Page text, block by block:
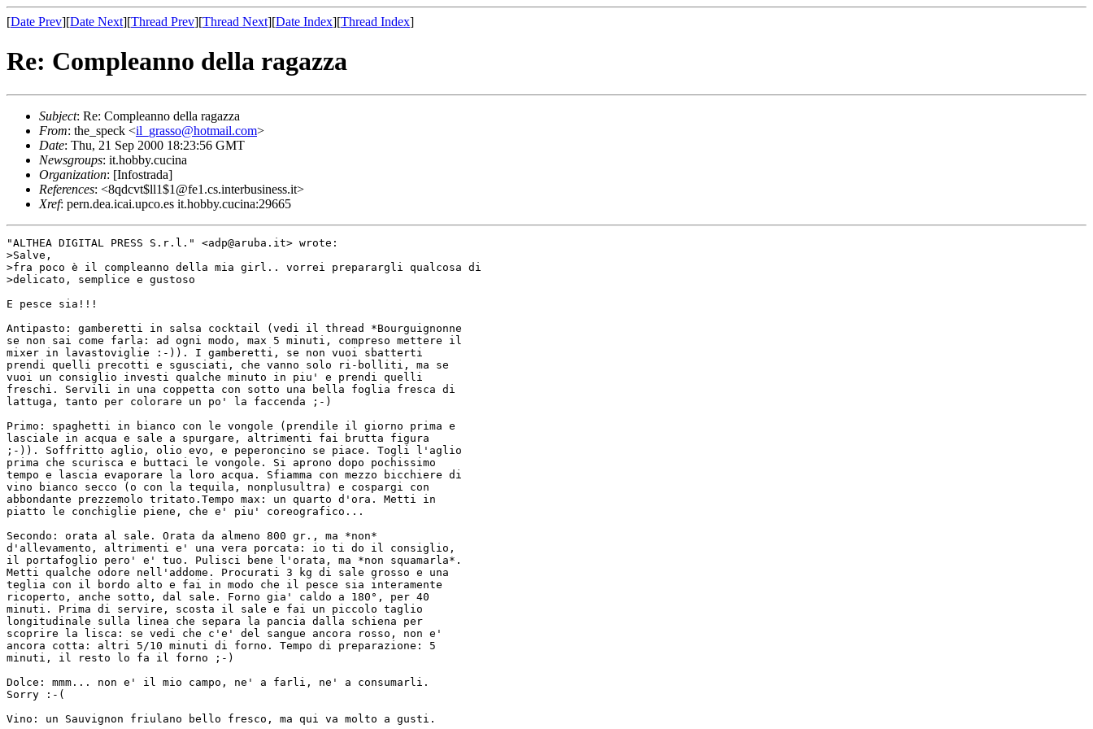
[Date Prev][Date Next][Thread Prev][Thread Next][Date Index][Thread Index]
Re: Compleanno della ragazza
Subject: Re: Compleanno della ragazza
From: the_speck <il_grasso@hotmail.com>
Date: Thu, 21 Sep 2000 18:23:56 GMT
Newsgroups: it.hobby.cucina
Organization: [Infostrada]
References: <8qdcvt$ll1$1@fe1.cs.interbusiness.it>
Xref: pern.dea.icai.upco.es it.hobby.cucina:29665
"ALTHEA DIGITAL PRESS S.r.l." <adp@aruba.it> wrote:
>Salve,
>fra poco è il compleanno della mia girl.. vorrei preparargli qualcosa di
>delicato, semplice e gustoso
E pesce sia!!!
Antipasto: gamberetti in salsa cocktail (vedi il thread *Bourguignonne
se non sai come farla: ad ogni modo, max 5 minuti, compreso mettere il
mixer in lavastoviglie :-)). I gamberetti, se non vuoi sbatterti
prendi quelli precotti e sgusciati, che vanno solo ri-bolliti, ma se
vuoi un consiglio investi qualche minuto in piu' e prendi quelli
freschi. Servili in una coppetta con sotto una bella foglia fresca di
lattuga, tanto per colorare un po' la faccenda ;-)
Primo: spaghetti in bianco con le vongole (prendile il giorno prima e
lasciale in acqua e sale a spurgare, altrimenti fai brutta figura
;-)). Soffritto aglio, olio evo, e peperoncino se piace. Togli l'aglio
prima che scurisca e buttaci le vongole. Si aprono dopo pochissimo
tempo e lascia evaporare la loro acqua. Sfiamma con mezzo bicchiere di
vino bianco secco (o con la tequila, nonplusultra) e cospargi con
abbondante prezzemolo tritato.Tempo max: un quarto d'ora. Metti in
piatto le conchiglie piene, che e' piu' coreografico...
Secondo: orata al sale. Orata da almeno 800 gr., ma *non*
d'allevamento, altrimenti e' una vera porcata: io ti do il consiglio,
il portafoglio pero' e' tuo. Pulisci bene l'orata, ma *non squamarla*.
Metti qualche odore nell'addome. Procurati 3 kg di sale grosso e una
teglia con il bordo alto e fai in modo che il pesce sia interamente
ricoperto, anche sotto, dal sale. Forno gia' caldo a 180°, per 40
minuti. Prima di servire, scosta il sale e fai un piccolo taglio
longitudinale sulla linea che separa la pancia dalla schiena per
scoprire la lisca: se vedi che c'e' del sangue ancora rosso, non e'
ancora cotta: altri 5/10 minuti di forno. Tempo di preparazione: 5
minuti, il resto lo fa il forno ;-)
Dolce: mmm... non e' il mio campo, ne' a farli, ne' a consumarli.
Sorry :-(
Vino: un Sauvignon friulano bello fresco, ma qui va molto a gusti.